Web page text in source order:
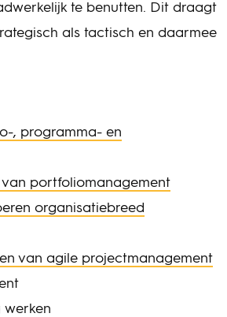
te benutten. Dit draagt
als tactisch en daarmee
, programma- en
van portfoliomanagement
organisatiebreed
van agile projectmanagement
werken